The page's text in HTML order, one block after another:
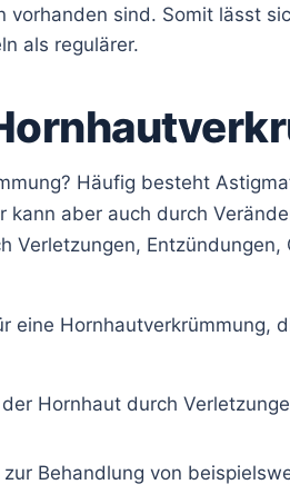
vorhanden sind. Somit lässt
als regulärer.
Häufig besteht
kann aber auch durch
Verletzungen, Entzündungen,
eine Hornhautverkrümmung,
Hornhaut durch
Behandlung von